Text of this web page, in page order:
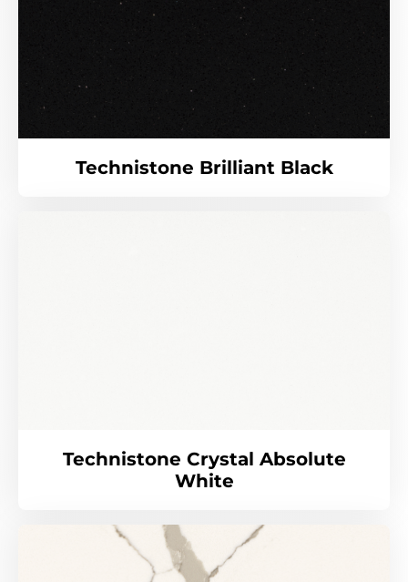
Technistone Brilliant Black
Technistone Crystal Absolute
White